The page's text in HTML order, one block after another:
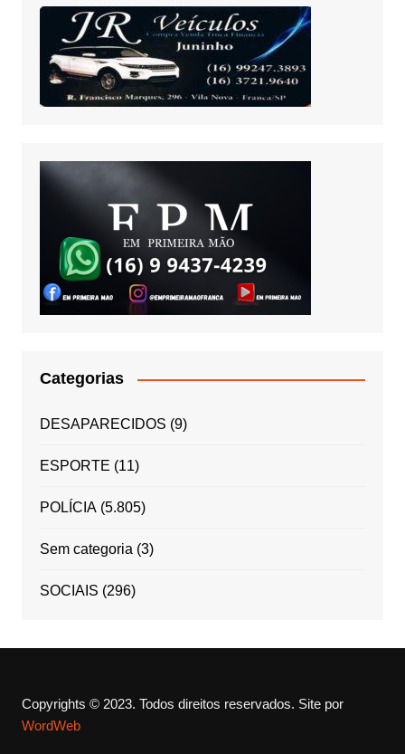
Categorias
DESAPARECIDOS (9)
ESPORTE (11)
POLÍCIA(5.805)
Sem categoria(3)
SOCIAIS (296)
Copyrights © 2023. Todos direitos reservados. Site por
WordWeb